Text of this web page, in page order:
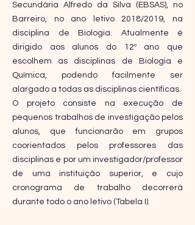
Secundária Alfredo da Silva (EBSAS), no
Barreiro, no ano letivo 2018/2019, na
disciplina de Biologia. Atualmente é
dirigido aos alunos do 12º ano que
escolhem as disciplinas de Biologia e
Química, podendo facilmente ser
alargado a todas as disciplinas científicas.
O projeto consiste na execução de
pequenos trabalhos de investigação pelos
alunos, que funcionarão em grupos
coorientados pelos professores das
disciplinas e por um investigador/professor
de uma instituição superior, e cujo
cronograma de trabalho decorrerá
durante todo o ano letivo (Tabela I).